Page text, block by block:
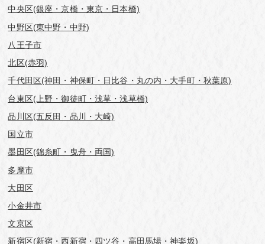
中央区(銀座・京橋・東京・日本橋)
中野区(東中野・中野)
八王子市
北区(赤羽)
千代田区(神田・神保町・日比谷・丸の内・大手町・秋葉原)
台東区(上野・御徒町・浅草・浅草橋)
品川区(五反田・品川・大崎)
国立市
墨田区(錦糸町・曳舟・両国)
多摩市
大田区
小金井市
文京区
新宿区(新宿・西新宿・四ツ谷・高田馬場・神楽坂)